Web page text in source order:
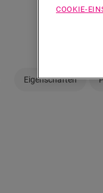
Eigenschaften
COOKIE-